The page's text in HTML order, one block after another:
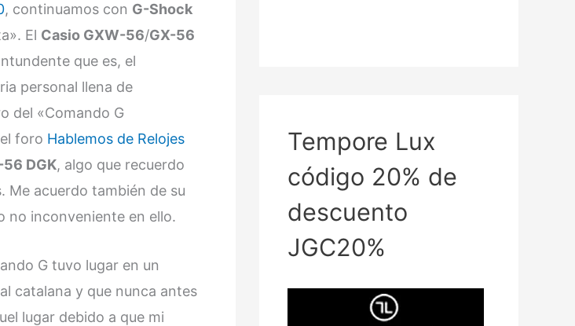
, continuamos con G-Shock
El Casio GXW-56/GX-56
que es, el
personal llena de
del «Comando G
foro Hablemos de Relojes
56 DGK, algo que recuerdo
Me acuerdo también de su
no inconveniente en ello.
G tuvo lugar en un
catalana y que nunca antes
lugar debido a que mi
Tempore Lux
código 20% de
descuento
JGC20%